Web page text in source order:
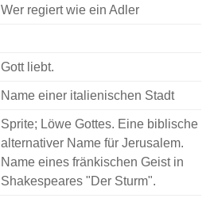
Wer regiert wie ein Adler
Gott liebt.
Name einer italienischen Stadt
Sprite; Löwe Gottes. Eine biblische
alternativer Name für Jerusalem.
Name eines fränkischen Geist in
Shakespeares "Der Sturm".